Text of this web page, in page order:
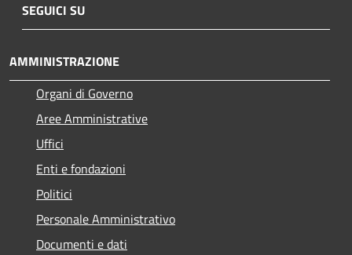
SEGUICI SU
AMMINISTRAZIONE
Organi di Governo
Aree Amministrative
Uffici
Enti e fondazioni
Politici
Personale Amministrativo
Documenti e dati